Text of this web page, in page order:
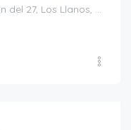
Avenida de las Antillas, Generación del 27, Los Llanos, Torrox, La Axarquía, Málaga, Andalucía, 29793, España